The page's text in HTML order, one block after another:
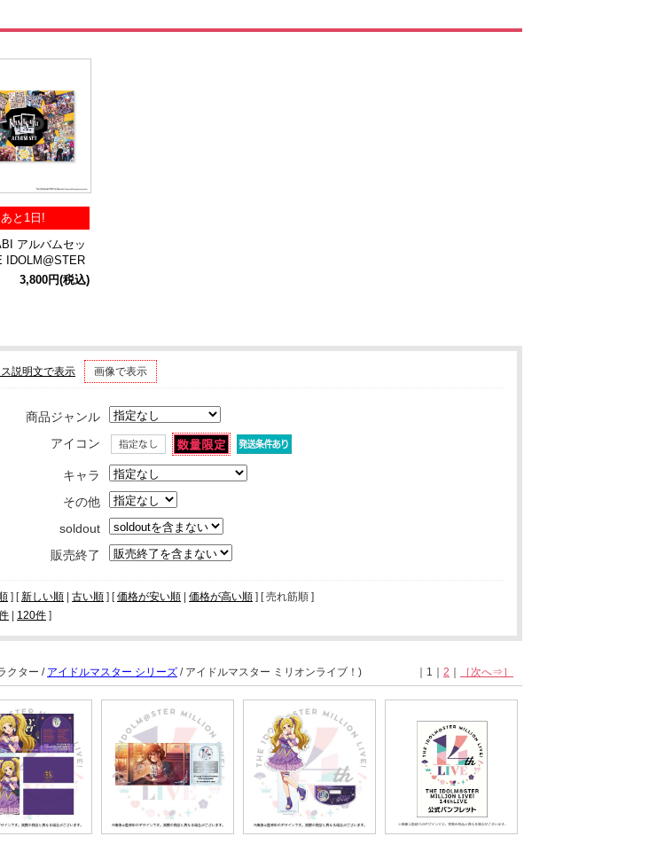
あと1日!
アルバムセッ
IDOLM@STER
LIVE!」
3,800円(税込)
説明文で表示 画像で表示
商品ジャンル
アイコン
キャラ
その他
soldout
販売終了
] [新しい順 古い順 ] [価格が安い順 価格が高い順 ] [ 売れ筋順 ]
120件 ]
｜1｜ 2 ［次へ⇒］
クター / アイドルマスター シリーズ / アイドルマスター ミリオンライブ！)